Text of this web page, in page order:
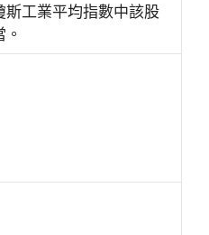
斯工業平均指數中該股